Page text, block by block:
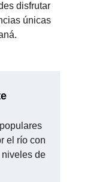
disfrutar
únicas
el río con
de